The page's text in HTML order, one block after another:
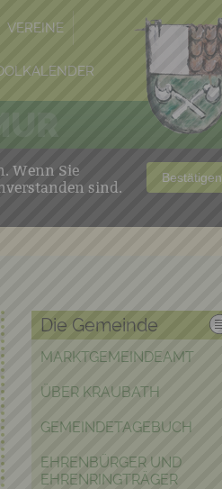
VEREINE
Wenn Sie
sind.
Bestätigen
Die Gemeinde
MARKTGEMEINDEAMT
ÜBER KRAUBATH
GEMEINDETAGEBUCH
EHRENBÜRGER UND
EHRENRINGTRÄGER